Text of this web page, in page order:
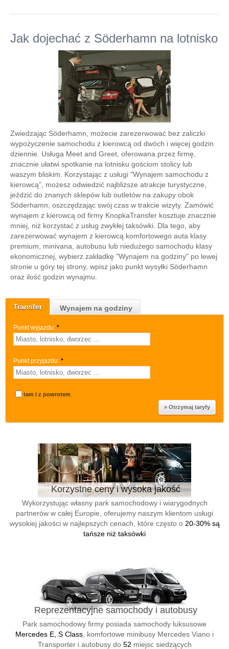
Transfer Wynajem na godziny
Punkt wyjazdu: *
Punkt przyjazdu: *
tam i z powrotem
Korzystne ceny i wysoka jakość
Wykorzystując własny park samochodowy i wiarygodnych
partnerów w całej Europie, oferujemy naszym klientom usługi
wysokiej jakości w najlepszych cenach, które często o 20-30% są
tańsze niż taksówki
Reprezentacyjne samochody i autobusy
Park samochodowy firmy posiada samochody luksusowe
Mercedes E, S Class , komfortowe minibusy Mercedes Viano i
Transporter i autobusy do 52 miejsc siedzących
Jak dojechać z Söderhamn na lotnisko
Zwiedzając Söderhamn, możecie zarezerwować bez zaliczki
wypożyczenie samochodu z kierowcą od dwóch i więcej godzin
dziennie. Usługa Meet and Greet, oferowana przez firmę,
znacznie ułatwi spotkanie na lotnisku gościom stolicy lub
waszym bliskim. Korzystając z usługi "Wynajem samochodu z
kierowcą”, możesz odwiedzić najbliższe atrakcje turystyczne,
jeździć do znanych sklepów lub outletów na zakupy obok
Söderhamn, oszczędzając swój czas w trakcie wizyty. Zamówić
wynajem z kierowcą od firmy KnopkaTransfer kosztuje znacznie
mniej, niż korzystać z usług zwykłej taksówki. Dla tego, aby
zarezerwować wynajem z kierowcą komfortowego auta klasy
premium, minivana, autobusu lub niedużego samochodu klasy
ekonomicznej, wybierz zakładkę "Wynajem na godziny" po lewej
stronie u góry tej strony, wpisz jako punkt wysyłki Söderhamn
oraz ilość godzin wynajmu.